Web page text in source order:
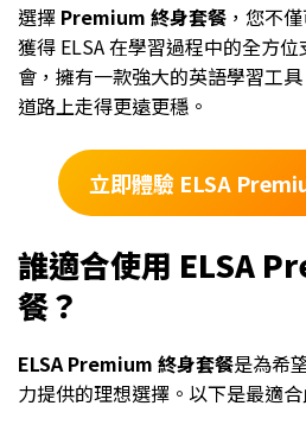
選擇 Premium 終身套餐 ，您不
獲得 ELSA 在學習過程中的全方
會，擁有一款強大的英語學習工
道路上走得更遠更穩。
立即體驗 ELSA
誰適合使用 ELSA
餐？
ELSA Premium 終身套餐是為希
力提供的理想選擇。以下是最適